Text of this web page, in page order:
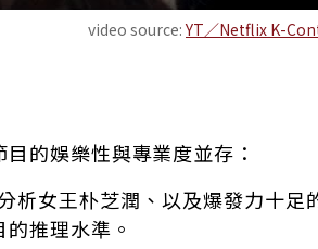
video source:YT／Netflix K-
的娛樂性與專業度並存：
析女王朴芝潤、以及爆發力十足
推理水準。